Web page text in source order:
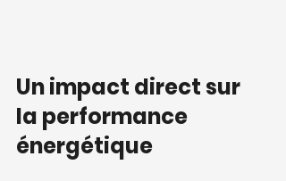
Un impact direct sur
la performance
énergétique